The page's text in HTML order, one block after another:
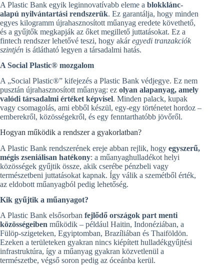
A Plastic Bank egyik leginnovatívabb eleme a blokklánc-
alapú nyilvántartási rendszerük. Ez garantálja, hogy minden
egyes kilogramm újrahasznosított műanyag eredete követhető,
és a gyűjtők megkapják az őket megillető juttatásokat. Ez a
fintech rendszer lehetővé teszi, hogy akáregyedi tranzakciók
szintjén is átlátható legyen a társadalmi hatás.
A Social Plastic® mozgalom
A „Social Plastic®” kifejezés a Plastic Bank védjegye. Ez nem
pusztán újrahasznosított műanyag: ez olyan alapanyag, amely
valódi társadalmi értéket képvisel. Minden palack, kupak
vagy csomagolás, ami ebből készül, egy-egy történetet hordoz –
emberekről, közösségekről, és egy fenntarthatóbb jövőről.
Hogyan működik a rendszer a gyakorlatban?
A Plastic Bank rendszerének ereje abban rejlik, hogy egyszerű,
mégis zseniálisan hatékony: a műanyaghulladékot helyi
közösségek gyűjtik össze, akik cserébe pénzbeli vagy
természetbeni juttatásokat kapnak. Így válik a szemétből érték,
az eldobott műanyagból pedig lehetőség.
Kik gyűjtik a műanyagot?
A Plastic Bank elsősorban fejlődő országok part menti
közösségeiben működik – például Haitin, Indonéziában, a
Fülöp-szigeteken, Egyiptomban, Brazíliában és Thaiföldön.
Ezeken a területeken gyakran nincs kiépített hulladékgyűjtési
infrastruktúra, így a műanyag gyakran közvetlenül a
természetbe, végső soron pedig az óceánba kerül.